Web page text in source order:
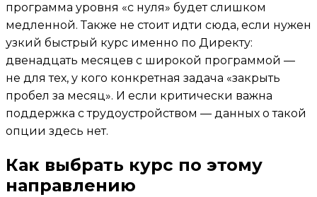
программа уровня «с нуля» будет слишком
медленной. Также не стоит идти сюда, если нужен
узкий быстрый курс именно по Директу:
двенадцать месяцев с широкой программой —
не для тех, у кого конкретная задача «закрыть
пробел за месяц». И если критически важна
поддержка с трудоустройством — данных о такой
опции здесь нет.
Как выбрать курс по этому
направлению